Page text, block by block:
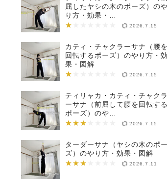
屈したヤシの木のポーズ）のや
り方・効果・…
★
★★★★★★★ 2026.7.15
カティ・チャクラーサナ（腰を
回転するポーズ）のやり方・効
果・図解
★
★★★★★★★ 2026.7.15
ティリャカ・カティ・チャクラ
ーサナ（前屈して腰を回転する
ポーズ）のや…
★★★
★★★★★★★ 2026.7.15
ターダーサナ（ヤシの木のポー
ズ）のやり方・効果・図解
★★★
★★★★★★★ 2026.7.11